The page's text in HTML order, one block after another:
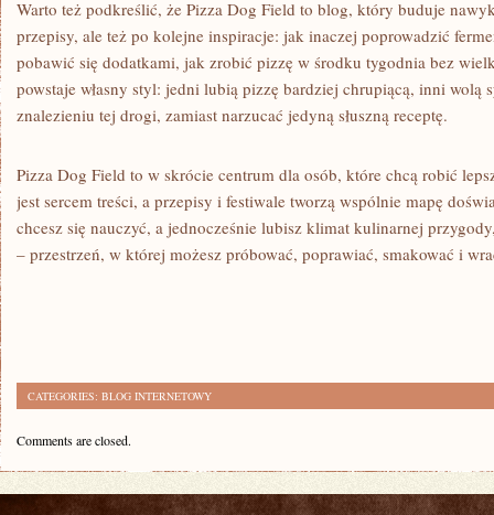
Warto też podkreślić, że Pizza Dog Field to blog, który buduje
przepisy, ale też po kolejne inspiracje: jak inaczej poprowadzić
pobawić się dodatkami, jak zrobić pizzę w środku tygodnia bez
powstaje własny styl: jedni lubią pizzę bardziej chrupiącą, inni wolą
znalezieniu tej drogi, zamiast narzucać jedyną słuszną receptę.
Pizza Dog Field to w skrócie centrum dla osób, które chcą robić
jest sercem treści, a przepisy i festiwale tworzą wspólnie mapę
chcesz się nauczyć, a jednocześnie lubisz klimat kulinarnej
– przestrzeń, w której możesz próbować, poprawiać, smakować i
CATEGORIES: BLOG INTERNETOWY
Comments are closed.